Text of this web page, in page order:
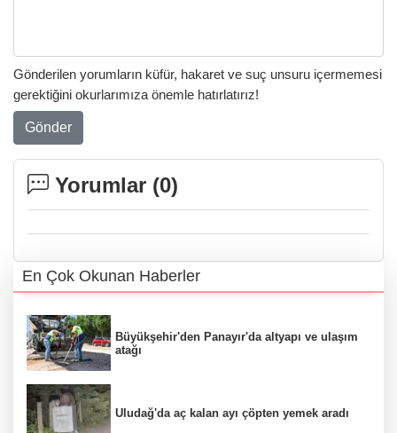
Gönderilen yorumların küfür, hakaret ve suç unsuru içermemesi
gerektiğini okurlarımıza önemle hatırlatırız!
Gönder
Yorumlar (0)
En Çok Okunan Haberler
Büyükşehir'den Panayır'da altyapı ve ulaşım
atağı
Uludağ'da aç kalan ayı çöpten yemek aradı